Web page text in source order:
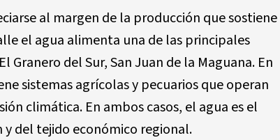
al margen de la producción que sostiene
el agua alimenta una de las principales
del Sur, San Juan de la Maguana. En
sistemas agrícolas y pecuarios que operan
climática. En ambos casos, el agua es el
del tejido económico regional.